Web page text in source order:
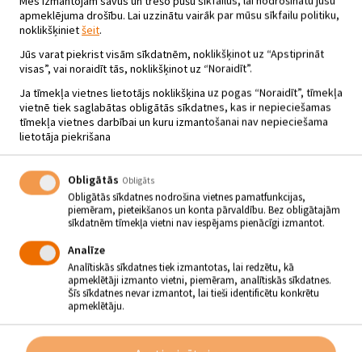
LIELDIENU RAIBUMI SĒLPILS
TAUTAS NAMĀ
20.04.2025 - plkst.13.00
Sēlpils Tautas nams
apmeklējuma drošību. Lai uzzinātu vairāk par mūsu sīkfailu politiku,
noklikšķinietšeit.
Jūs varat piekrist visām sīkdatnēm, noklikšķinot uz “Apstiprināt
visas”, vai noraidīt tās, noklikšķinot uz “Noraidīt”.
Ja tīmekļa vietnes lietotājs noklikšķina uz pogas “Noraidīt”, tīmekļa
vietnē tiek saglabātas obligātās sīkdatnes, kas ir nepieciešamas
tīmekļa vietnes darbībai un kuru izmantošanai nav nepieciešama
lietotāja piekrišana
Obligātās Obligāts
Obligātās sīkdatnes nodrošina vietnes pamatfunkcijas,
piemēram, pieteikšanos un konta pārvaldību. Bez obligātajām
sīkdatnēm tīmekļa vietni nav iespējams pienācīgi izmantot.
Analīze
Analītiskās sīkdatnes tiek izmantotas, lai redzētu, kā
apmeklētāji izmanto vietni, piemēram, analītiskās sīkdatnes.
Šīs sīkdatnes nevar izmantot, lai tieši identificētu konkrētu
apmeklētāju.